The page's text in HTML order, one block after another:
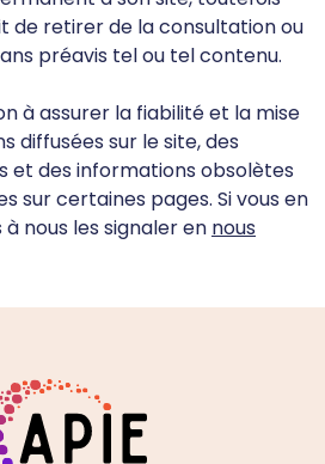
de retirer de la consultation ou
préavis tel ou tel contenu.
à assurer la fiabilité et la mise
diffusées sur le site, des
et des informations obsolètes
sur certaines pages. Si vous en
à nous les signaler en nous